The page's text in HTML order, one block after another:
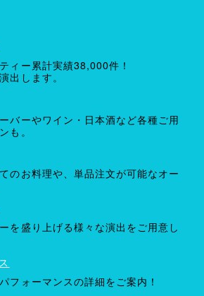
ィー累計実績38,000件！
出します。
バーやワイン・日本酒など各種ご用
も。
のお料理や、単品注文が可能なオー
を盛り上げる様々な演出をご用意し
フォーマンスの詳細をご案内！